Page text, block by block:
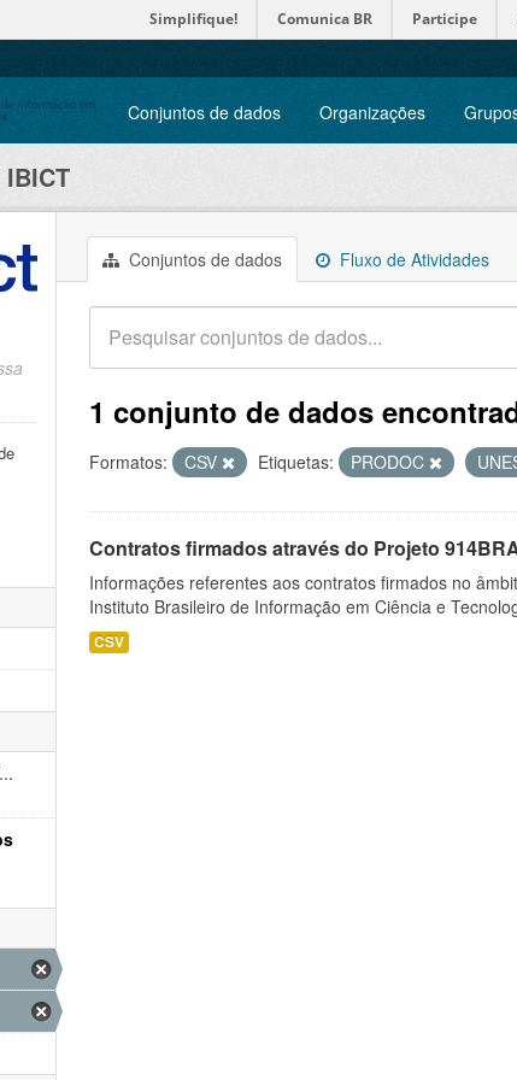
Simplifique! Comunica BR Participe
Conjuntos de dados Organizações
IBICT
Conjuntos de dados Fluxo de Atividades
1 conjunto de dados
Formatos: CSV Etiquetas: PRODOC
Contratos firmados através do Projeto
Informações referentes aos contratos firmados no
Instituto Brasileiro de Informação em Ciência e
CSV